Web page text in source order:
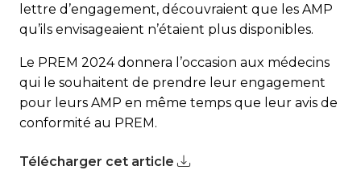
lettre d’engagement, découvraient que les AMP
qu’ils envisageaient n’étaient plus disponibles.
Le PREM 2024 donnera l’occasion aux médecins
qui le souhaitent de prendre leur engagement
pour leurs AMP en même temps que leur avis de
conformité au PREM.
Télécharger cet article